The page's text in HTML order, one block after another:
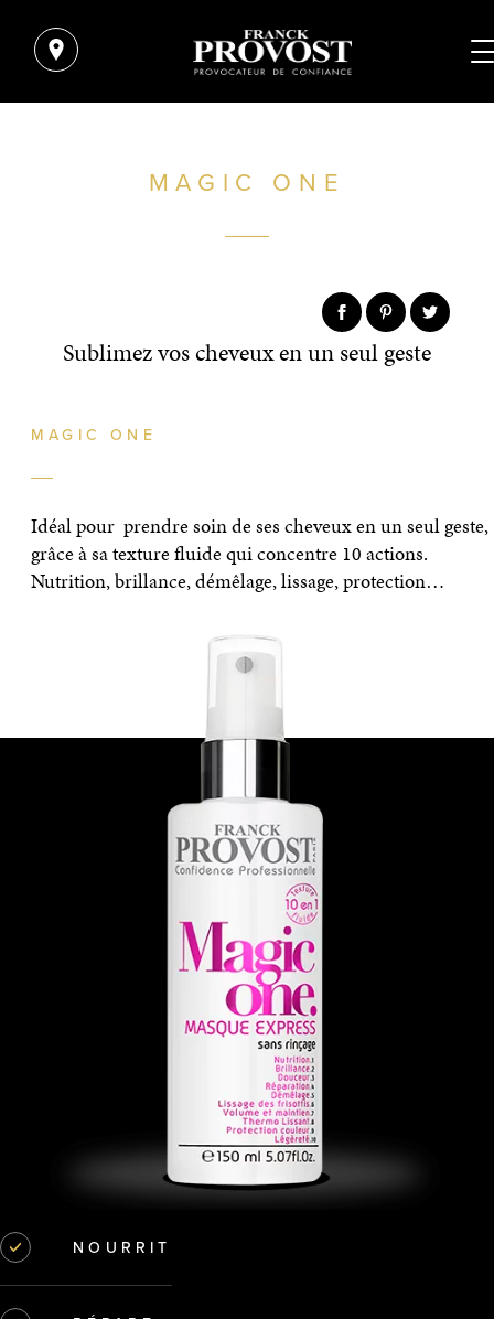
MAGIC ONE
Sublimez vos cheveux en un seul geste
MAGIC ONE
Idéal pour prendre soin de ses cheveux en un seul geste,
grâce à sa texture fluide qui concentre 10 actions.
Nutrition, brillance, démêlage, lissage, protection…
NOURRIT